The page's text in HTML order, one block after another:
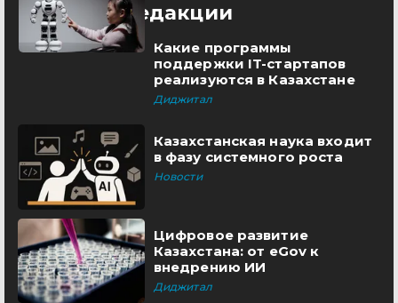
Выбор редакции
Какие программы
поддержки IT-стартапов
реализуются в Казахстане
Диджитал
Казахстанская наука входит
в фазу системного роста
Новости
Цифровое развитие
Казахстана: от eGov к
внедрению ИИ
Диджитал